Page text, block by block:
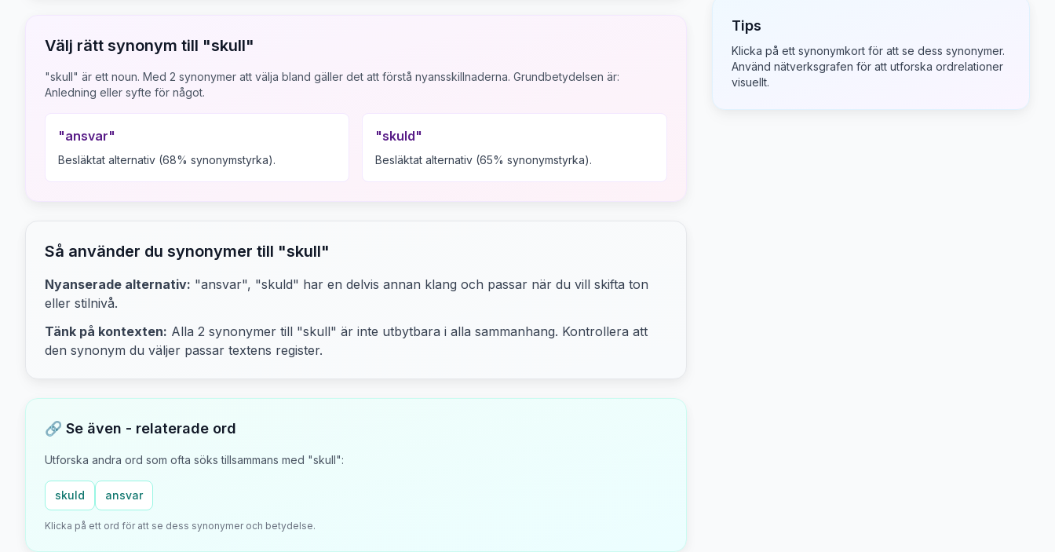
Välj rätt synonym till "skull"
"skull" är ett noun. Med 2 synonymer att välja bland gäller det att förstå nyansskillnaderna. Grundbetydelsen är:
Anledning eller syfte för något.
"ansvar"
Besläktat alternativ (68% synonymstyrka).
"skuld"
Besläktat alternativ (65% synonymstyrka).
Så använder du synonymer till "skull"
Nyanserade alternativ: "ansvar", "skuld" har en delvis annan klang och passar när du vill skifta ton
eller stilnivå.
Tänk på kontexten: Alla 2 synonymer till "skull" är inte utbytbara i alla sammanhang. Kontrollera att
den synonym du väljer passar textens register.
🔗 Se även - relaterade ord
Utforska andra ord som ofta söks tillsammans med "skull":
skuld ansvar
Klicka på ett ord för att se dess synonymer och betydelse.
Tips
Klicka på ett synonymkort för att se dess synonymer.
Använd nätverksgrafen för att utforska ordrelationer
visuellt.